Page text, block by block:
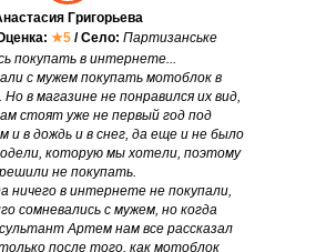
покупать в интернете...
с мужем покупать мотоблок в
Но в магазине не понравился их вид,
стоят уже не первый год под
в дождь и в снег, да еще и не было
которую мы хотели, поэтому
решили не покупать.
ничего в интернете не покупали,
сомневались с мужем, но когда
Артем нам все рассказал
после того, как мотоблок
Григорьева
★5 / Село: Партизанське